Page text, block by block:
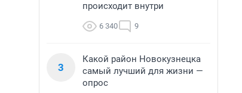
происходит внутри
6 340 9
3
Какой район Новокузнецка
самый лучший для жизни —
опрос